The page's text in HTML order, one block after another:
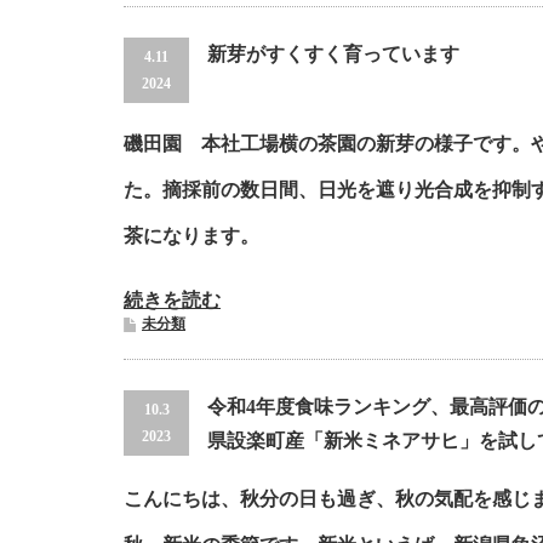
4.11
2024
新芽がすくすく育っています
磯田園 本社工場横の茶園の新芽の様子です。
た。摘採前の数日間、日光を遮り光合成を抑
茶になります。
続きを読む
未分類
10.3
2023
令和4年度食味ランキング、最高評価
県設楽町産「新米ミネアサヒ」を試
こんにちは、秋分の日も過ぎ、秋の気配を感じ